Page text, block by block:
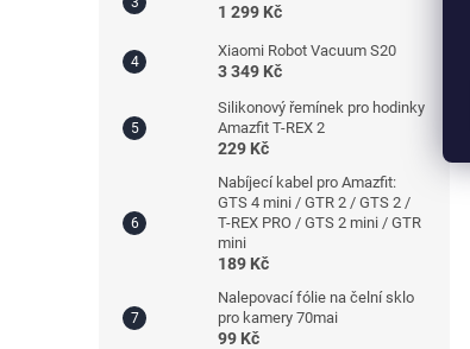
1 299 Kč
Xiaomi Robot Vacuum S20
3 349 Kč
Silikonový řemínek pro hodinky
Amazfit T-REX 2
229 Kč
Nabíjecí kabel pro Amazfit:
GTS 4 mini / GTR 2 / GTS 2 /
T-REX PRO / GTS 2 mini / GTR
mini
189 Kč
Nalepovací fólie na čelní sklo
pro kamery 70mai
99 Kč